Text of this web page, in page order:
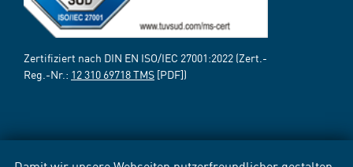
Zertifiziert nach DIN EN ISO/IEC 27001:2022 (Zert.-
Reg.-Nr.: 12 310 69718 TMS [PDF])